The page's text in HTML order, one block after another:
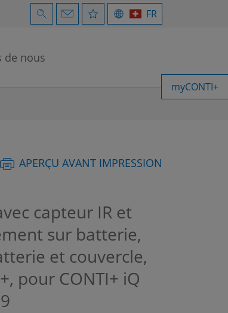
FR
de nous
myCONTI+
APERÇU AVANT IMPRESSION
capteur IR et
sur batterie,
et couvercle,
pour CONTI+ iQ